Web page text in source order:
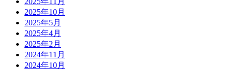
2025年10月
2025年5月
2025年4月
2025年2月
2024年11月
2024年10月